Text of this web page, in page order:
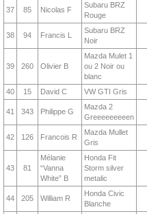
37 85 Nicolas F
Subaru BRZ
Rouge
38 94 Francis L
Subaru BRZ
Noir
39 260 Olivier B
Mazda Mulet 1
ou 2 Noir ou
blanc
40 15 David C VW GTI Gris
41 343 Philippe G
Mazda 2
Greeeeeeeeen
42 126 Francois R
Mazda Mullet
Gris
43 81
Mélanie
“Vanna
White” B
Honda Fit
Storm silver
metalic
44 205 William R
Honda Civic
Blanche